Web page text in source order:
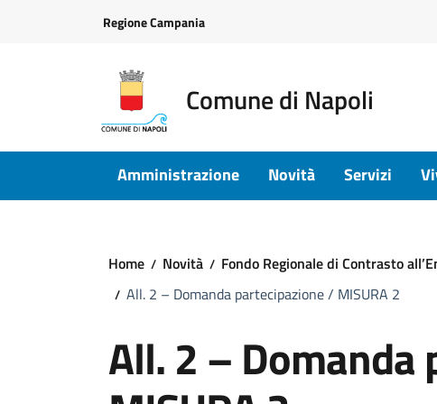
Regione Campania
Comune di Napoli
Amministrazione Novità Servizi
Home Novità
Fondo Regionale di Contrasto
All. 2 – Domanda partecipazione / MISURA 2
All. 2 –